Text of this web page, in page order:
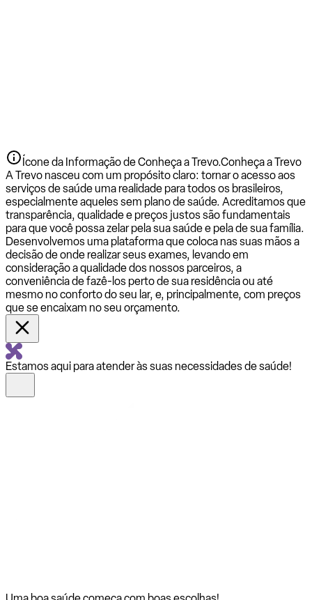
Ícone da Informação de Conheça a Trevo.Conheça a Trevo
A Trevo nasceu com um propósito claro: tornar o acesso aos
serviços de saúde uma realidade para todos os brasileiros,
especialmente aqueles sem plano de saúde. Acreditamos que
transparência, qualidade e preços justos são fundamentais
para que você possa zelar pela sua saúde e pela de sua família.
Desenvolvemos uma plataforma que coloca nas suas mãos a
decisão de onde realizar seus exames, levando em
consideração a qualidade dos nossos parceiros, a
conveniência de fazê-los perto de sua residência ou até
mesmo no conforto do seu lar, e, principalmente, com preços
que se encaixam no seu orçamento.
Estamos aqui para atender às suas necessidades de saúde!